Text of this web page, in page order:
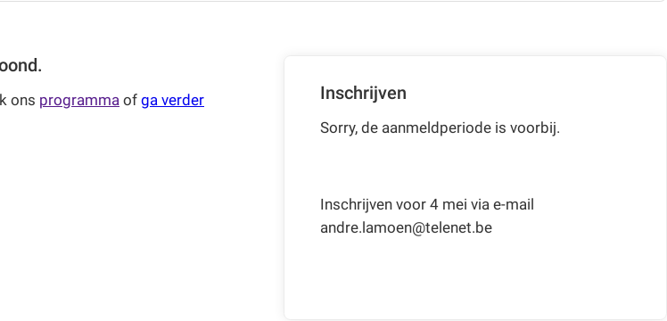
ons programma of ga verder
Inschrijven
Sorry, de aanmeldperiode is voorbij.
Inschrijven voor 4 mei via e-mail
andre.lamoen@telenet.be